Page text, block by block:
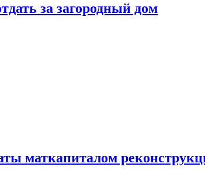
за загородный дом
маткапиталом